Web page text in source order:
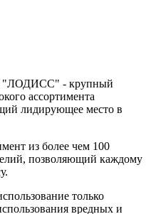
"ЛОДИСС" - крупный
ассортимента
лидирующее место в
из более чем 100
позволяющий каждому
только
вредных и